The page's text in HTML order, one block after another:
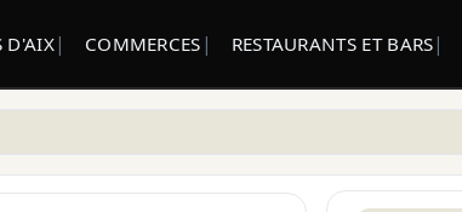
D'AIX COMMERCES RESTAURANTS ET BARS